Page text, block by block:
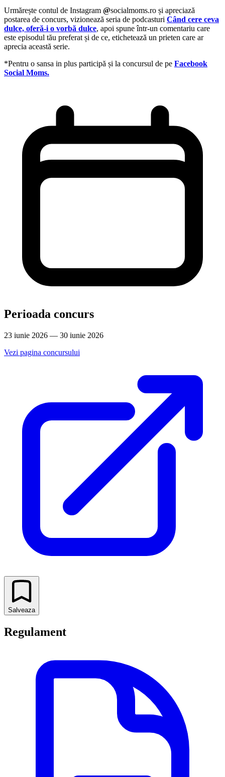
Urmărește contul de Instagram @socialmoms.ro și apreciază
postarea de concurs, vizionează seria de podcasturi Când cere ceva
dulce, oferă-i o vorbă dulce, apoi spune într-un comentariu care
este episodul tău preferat și de ce, etichetează un prieten care ar
aprecia această serie.
*Pentru o sansa in plus participă și la concursul de pe Facebook
Social Moms.
Perioada concurs
23 iunie 2026 — 30 iunie 2026
Vezi pagina concursului
Salveaza
Regulament